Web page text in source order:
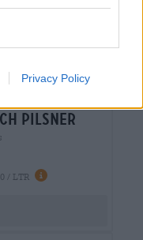
Privacy Policy
pilsner
/ LTR